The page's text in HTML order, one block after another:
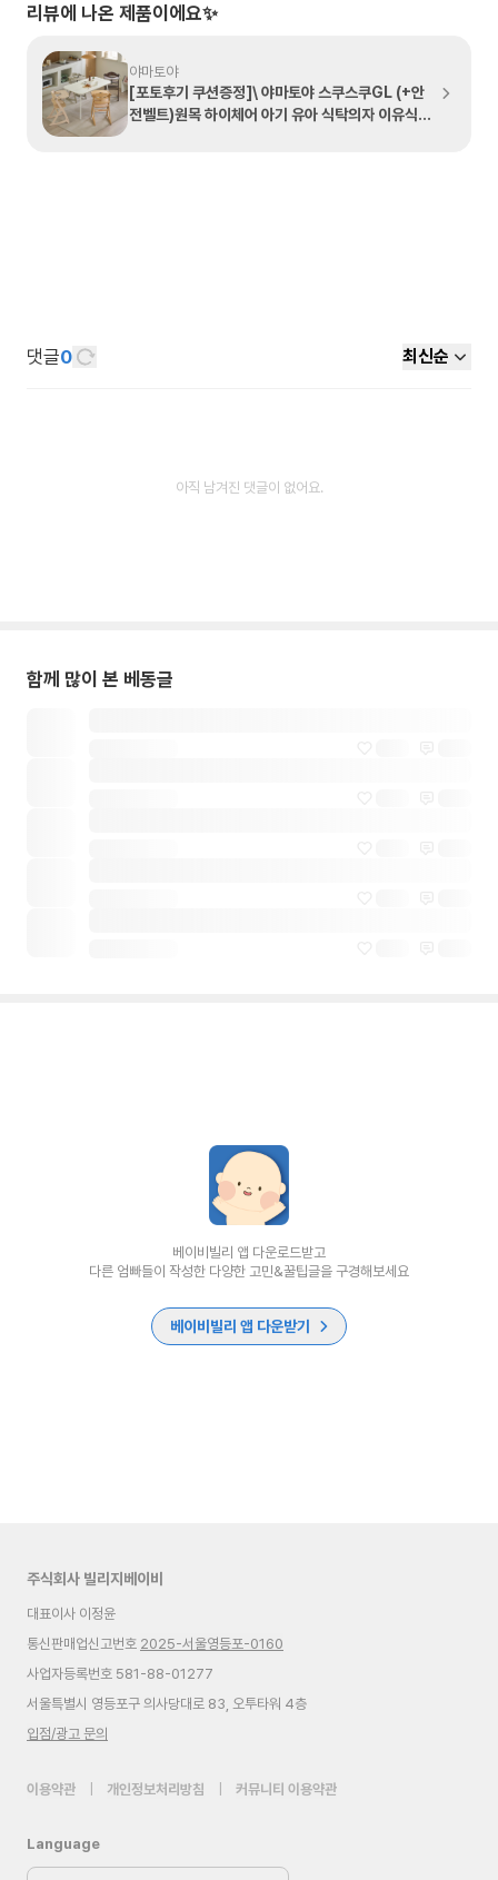
리뷰에 나온 제품이에요✨
야마토야
[포토후기 쿠션증정]\ 야마토야 스쿠스쿠GL (+안
전벨트)원목 하이체어 아기 유아 식탁의자 이유식의
댓글0 최신순
아직 남겨진 댓글이 없어요.
함께 많이 본 베동글
베이비빌리 앱 다운로드받고
다른 엄빠들이 작성한 다양한 고민&꿀팁글을 구경해보세요
베이비빌리 앱 다운받기
주식회사 빌리지베이비
대표이사 이정윤
통신판매업신고번호 2025-서울영등포-0160
사업자등록번호 581-88-01277
서울특별시 영등포구 의사당대로 83, 오투타워 4층
입점/광고 문의
이용약관 개인정보처리방침 커뮤니티 이용약관
Language